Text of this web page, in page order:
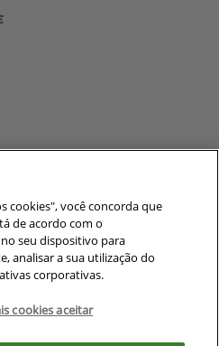
0004-54
o outro
cookies", você concorda que
de acordo com o
seu dispositivo para
analisar a sua utilização do
corporativas.
cookies aceitar